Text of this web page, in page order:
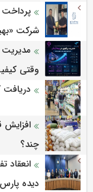
شرکت
مدیریت
وقتی
افزایش
چند؟
انعقاد
دیده